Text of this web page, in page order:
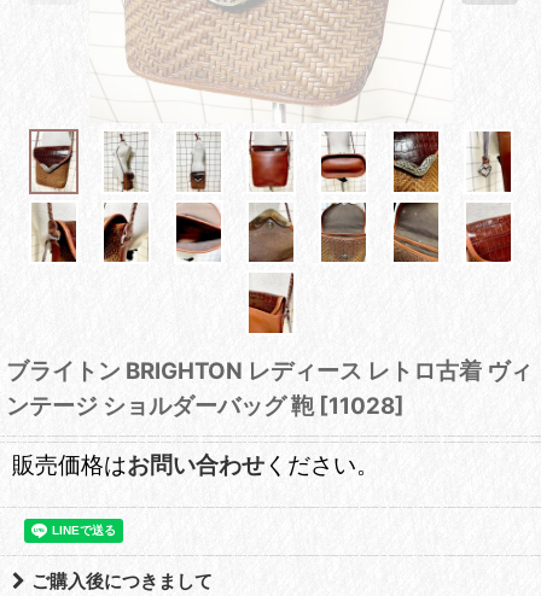
ブライトン BRIGHTON レディース レトロ古着 ヴィ
ンテージ ショルダーバッグ 鞄 [11028]
販売価格はお問い合わせ ください。
ご購入後につきまして